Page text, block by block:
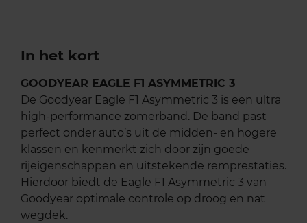
In het kort
GOODYEAR EAGLE F1 ASYMMETRIC 3
De Goodyear Eagle F1 Asymmetric 3 is een ultra
high-performance zomerband. De band past
perfect onder auto’s uit de midden- en hogere
klassen en kenmerkt zich door zijn goede
rijeigenschappen en uitstekende remprestaties.
Hierdoor biedt de Eagle F1 Asymmetric 3 van
Goodyear optimale controle op droog en nat
wegdek.